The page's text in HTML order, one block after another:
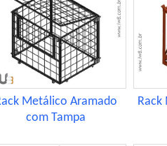
Metálico Aramado
com Tampa
Rack